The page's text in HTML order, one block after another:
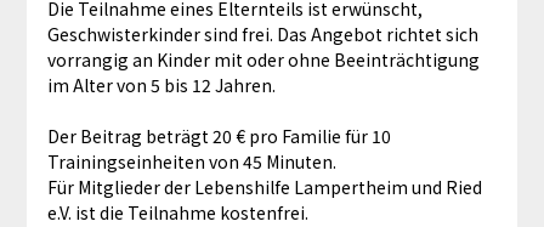
Die Teilnahme eines Elternteils ist erwünscht,
Geschwisterkinder sind frei. Das Angebot richtet sich
vorrangig an Kinder mit oder ohne Beeinträchtigung
im Alter von 5 bis 12 Jahren.
Der Beitrag beträgt 20 € pro Familie für 10
Trainingseinheiten von 45 Minuten.
Für Mitglieder der Lebenshilfe Lampertheim und Ried
e.V. ist die Teilnahme kostenfrei.